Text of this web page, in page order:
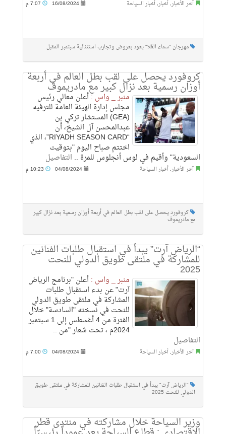
آخر الأخبار, أخبار, أخبار السياحة 16/08/2024
مهرجان "سماء العُلا" يعود بعروض وتجارب استثنائية سبتمبر المقبل
كروفورد يحصل على لقب بطل العالم في أربعة
أوزان رسمية بعد نزال كبير مع مادريموف
منبر _ واس :أعلن معالي رئيس
مجلس إدارة الهيئة العامة للترفيه
(GEA) المستشار تركي بن
عبدالمحسن آل الشيخ، أن
“RIYADH SEASON CARD”، الذي
اختتم صباح اليوم "بتوقيت
السعودية" وأقيم في لوس أنجلوس للمرة .. التفاصيل
آخر الأخبار, أخبار السياحة 04/08/2024
كروفورد يحصل على لقب بطل العالم في أربعة أوزان رسمية بعد نزال كبير
مع مادريموف
“الرياض آرت” يبدأ في استقبال طلبات الفنانين
للمشاركة في ملتقى طويق الدولي للنحت
2025
منبر _ واس :أعلن "برنامج الرياض
آرت" عن بدء استقبال طلبات
المشاركة في ملتقى طويق الدولي
للنحت في نسخته "السادسة" خلال
الفترة من 4 أغسطس إلى 1 سبتمبر
2024م ، تحت شعار "من ..
التفاصيل
آخر الأخبار, أخبار السياحة 04/08/2024
"الرياض آرت" يبدأ في استقبال طلبات الفنانين للمشاركة في ملتقى طويق
الدولي للنحت 2025
وزير السياحة خلال مشاركته في منتدى قطر